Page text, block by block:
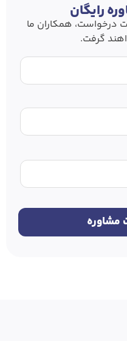
رایگان
درخواست، همکاران ما
گرفت.